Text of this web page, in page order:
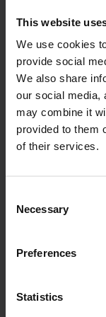
This website
We use cookies
provide social
We also share
our social media,
may combine it
provided to them
of their services.
Selection
Necessary
Preferences
Statistics
Капитальное
обслуживание
направляющей
пресса горячей